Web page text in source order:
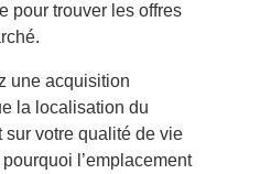
pour trouver les offres
une acquisition
la localisation du
sur votre qualité de vie
l’emplacement